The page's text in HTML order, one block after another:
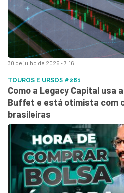
30 de julho de 2026 - 7:16
TOUROS E URSOS #281
Como a Legacy Capital usa
Buffet e está otimista com
brasileiras